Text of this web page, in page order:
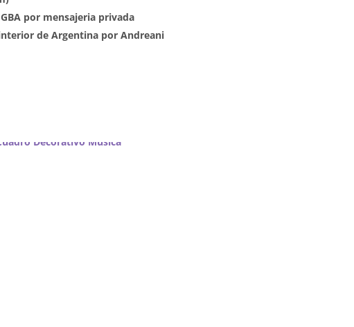
GBA por mensajeria privada
de Argentina por Andreani